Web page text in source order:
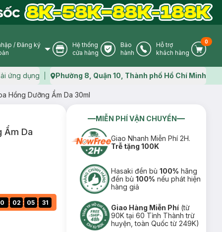
User Icon
/ Đăng ký
Store Icon
Hệ thống
cửa hàng
Warranty Icon
Bảo
hành
Phone Icon
Hỗ trợ
khách hàng
Cart
0
ứng dụng Map icon
Phường 8, Quận 10, Thành phố Hồ Chí Minh
Hồng Dưỡng Ẩm Da 30ml
Ẩm Da
0 : 02 : 05 : 31
MIỄN PHÍ VẬN CHUYỂN
Giao Nhanh Miễn Phí 2H.
Trễ tặng 100K
Hasaki đền bù100% hãng
đền bù100% nếu phát hiện
hàng giả
Giao Hàng Miễn Phí (từ
90K tại 60 Tỉnh Thành trừ
huyện, toàn Quốc từ 249K)